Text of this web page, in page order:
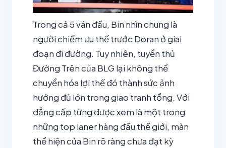
Trong cả 5 ván đấu, Bin nhìn chung là
người chiếm ưu thế trước Doran ở giai
đoạn đi đường. Tuy nhiên, tuyển thủ
Đường Trên của BLG lại không thể
chuyển hóa lợi thế đó thành sức ảnh
hưởng đủ lớn trong giao tranh tổng. Với
đẳng cấp từng được xem là một trong
những top laner hàng đầu thế giới, màn
thể hiện của Bin rõ ràng chưa đạt kỳ